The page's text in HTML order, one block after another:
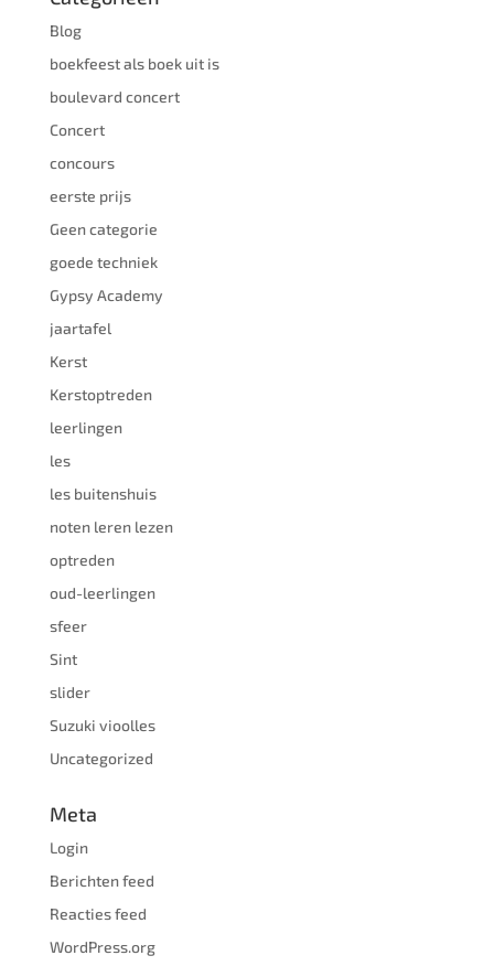
Blog
boekfeest als boek uit is
boulevard concert
Concert
concours
eerste prijs
Geen categorie
goede techniek
Gypsy Academy
jaartafel
Kerst
Kerstoptreden
leerlingen
les
les buitenshuis
noten leren lezen
optreden
oud-leerlingen
sfeer
Sint
slider
Suzuki vioolles
Uncategorized
Meta
Login
Berichten feed
Reacties feed
WordPress.org